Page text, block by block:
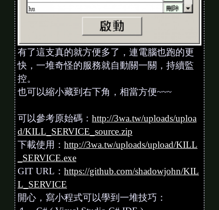
有了這支真的就方便多了，連電腦也跑的更
快，一堆奇怪的服務就自動關一關，持續監
控。
也可以縮小藏到右下角，相當方便~~~
可以參考原始碼： http://3wa.tw/uploads/uploa
d/KILL_SERVICE_source.zip
下載使用： http://3wa.tw/uploads/upload/KILL
_SERVICE.exe
GIT URL： https://github.com/shadowjohn/KIL
L_SERVICE
開心，寫小程式可以學到一堆技巧：